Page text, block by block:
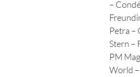
–
Petra –
Stern –
PM
World